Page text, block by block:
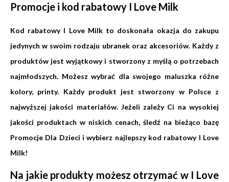
Promocje i kod rabatowy I Love Milk
Kod rabatowy I Love Milk to doskonała okazja do zakupu
jedynych w swoim rodzaju ubranek oraz akcesoriów. Każdy z
produktów jest wyjątkowy i stworzony z myślą o potrzebach
najmłodszych. Możesz wybrać dla swojego maluszka różne
kolory, printy. Każdy produkt jest stworzony w Polsce z
najwyższej jakości materiałów. Jeżeli zależy Ci na wysokiej
jakości produktach w niskich cenach, śledź na bieżąco bazę
Promocje Dla Dzieci i wybierz najlepszy kod rabatowy I Love
Milk!
Na jakie produkty możesz otrzymać w I Love